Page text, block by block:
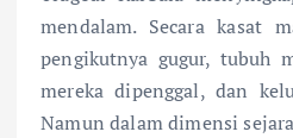
mendalam. Secara kasat
pengikutnya gugur, tubuh
mereka dipenggal, dan
Namun dalam dimensi